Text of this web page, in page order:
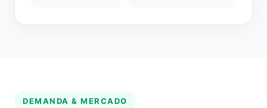
DEMANDA & MERCADO